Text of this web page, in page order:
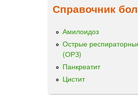
Справочник
Амилоидоз
Острые
(ОРЗ)
Панкреатит
Цистит